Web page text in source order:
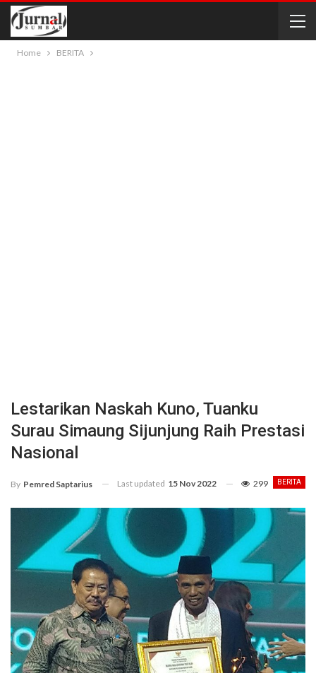
Home BERITA
Lestarikan Naskah Kuno, Tuanku
Surau Simaung Sijunjung Raih Prestasi
Nasional
BERITA
By Pemred Saptarius Last updated 15 Nov 2022 299